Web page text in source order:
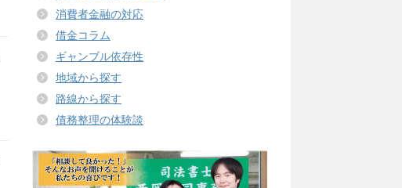
消費者金融の対応
借金コラム
ギャンブル依存性
地域から探す
路線から探す
債務整理の体験談